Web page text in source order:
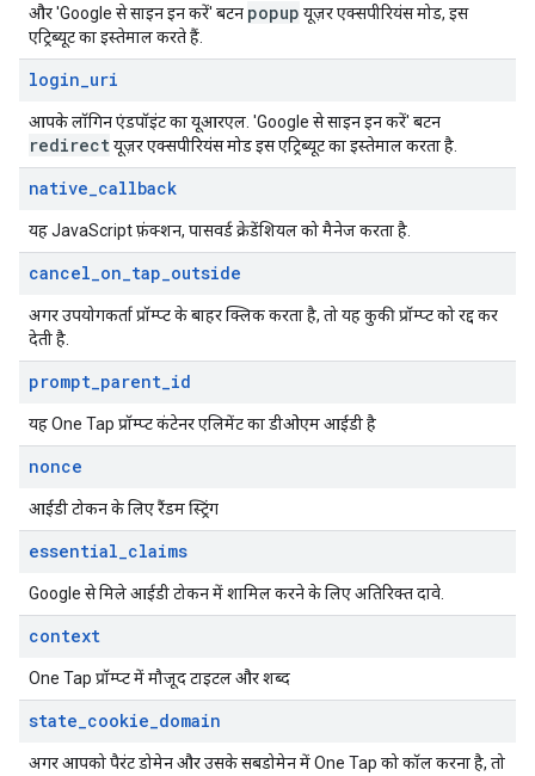
और 'Google से साइन इन करें' बटन popup यूज़र एक्सपीरियंस मोड, इस
एट्रिब्यूट का इस्तेमाल करते हैं.
login_uri
आपके लॉगिन एंडपॉइंट का यूआरएल. 'Google से साइन इन करें' बटन
redirectयूज़र एक्सपीरियंस मोड इस एट्रिब्यूट का इस्तेमाल करता है.
native_callback
यह JavaScript फ़ंक्शन, पासवर्ड क्रेडेंशियल को मैनेज करता है.
cancel_on_tap_outside
अगर उपयोगकर्ता प्रॉम्प्ट के बाहर क्लिक करता है, तो यह कुकी प्रॉम्प्ट को रद्द कर
देती है.
prompt_parent_id
यह One Tap प्रॉम्प्ट कंटेनर एलिमेंट का डीओएम आईडी है
nonce
आईडी टोकन के लिए रैंडम स्ट्रिंग
essential_claims
Google से मिले आईडी टोकन में शामिल करने के लिए अतिरिक्त दावे.
context
One Tap प्रॉम्प्ट में मौजूद टाइटल और शब्द
state_cookie_domain
अगर आपको पैरंट डोमेन और उसके सबडोमेन में One Tap को कॉल करना है, तो